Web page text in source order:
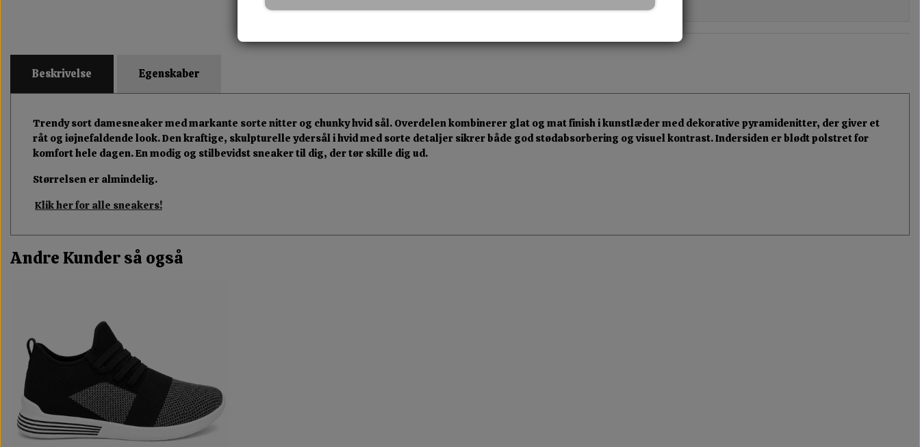
Beskrivelse Egenskaber
Trendy sort damesneaker med markante sorte nitter og chunky hvid sål. Overdelen kombinerer glat og mat finish i kunstlæder med dekorative pyramidenitter, der giver et
råt og iøjnefaldende look. Den kraftige, skulpturelle ydersål i hvid med sorte detaljer sikrer både god stødabsorbering og visuel kontrast. Indersiden er blødt polstret for
komfort hele dagen. En modig og stilbevidst sneaker til dig, der tør skille dig ud.
Størrelsen er almindelig.
Klik her for alle sneakers!
Andre Kunder så også